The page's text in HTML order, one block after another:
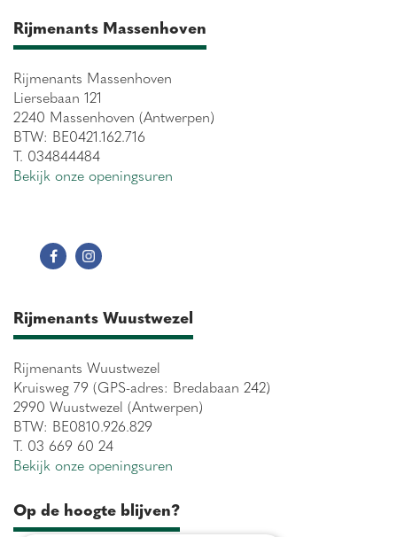
Rijmenants Massenhoven
Rijmenants Massenhoven
Liersebaan 121
2240 Massenhoven (Antwerpen)
BTW: BE0421.162.716
T. 034844484
Bekijk onze openingsuren
Rijmenants Wuustwezel
Rijmenants Wuustwezel
Kruisweg 79 (GPS-adres: Bredabaan 242)
2990 Wuustwezel (Antwerpen)
BTW: BE0810.926.829
T. 03 669 60 24
Bekijk onze openingsuren
Op de hoogte blijven?